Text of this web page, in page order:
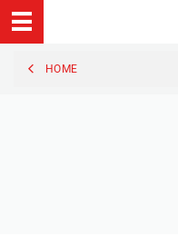
HOME